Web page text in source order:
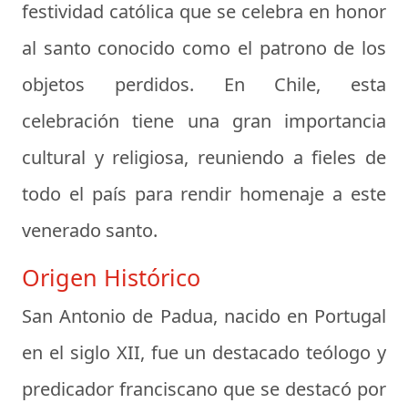
festividad católica que se celebra en honor
al santo conocido como el patrono de los
objetos perdidos. En Chile, esta
celebración tiene una gran importancia
cultural y religiosa, reuniendo a fieles de
todo el país para rendir homenaje a este
venerado santo.
Origen Histórico
San Antonio de Padua, nacido en Portugal
en el siglo XII, fue un destacado teólogo y
predicador franciscano que se destacó por